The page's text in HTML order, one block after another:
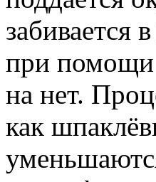
забивается
при помощи
на нет.
как